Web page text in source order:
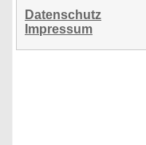
Datenschutz
Impressum